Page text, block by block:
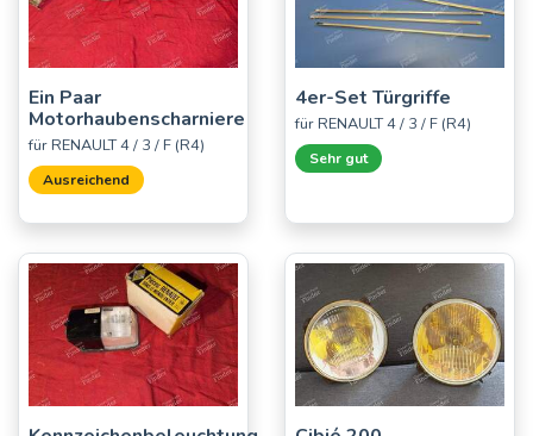
Ein Paar
Motorhaubenscharniere
für RENAULT 4 / 3 / F (R4)
Ausreichend
4er-Set Türgriffe
für RENAULT 4 / 3 / F (R4)
Sehr gut